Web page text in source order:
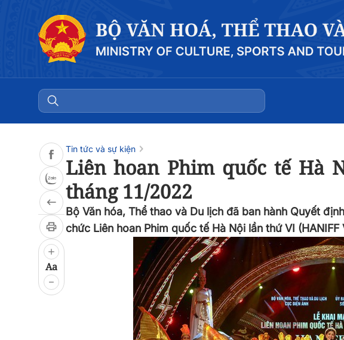
Aa
Tin tức và sự kiện
Liên hoan Phim quốc tế Hà
tháng 11/2022
Bộ Văn hóa, Thể thao và Du lịch đã ban hành Quyết
chức Liên hoan Phim quốc tế Hà Nội lần thứ VI (HANIFF
0:00 0:00